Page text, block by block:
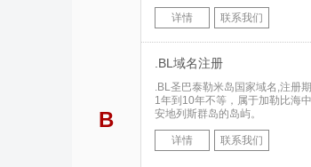
B
详情 联系我们
.BL域名注册
.BL圣巴泰勒米岛国家域名,注册
1年到10年不等，属于加勒比海
安地列斯群岛的岛屿。
详情 联系我们